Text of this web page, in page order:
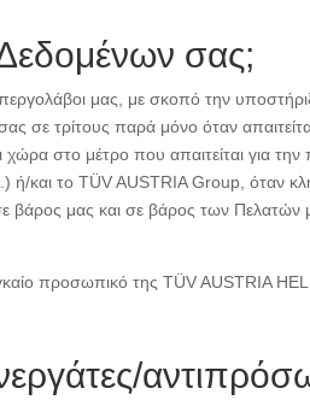
Δεδομένων σας;
μας, με σκοπό την
σε τρίτους παρά μόνο όταν
στο μέτρο που απαιτείται για την
και το TÜV AUSTRIA Group, όταν
μας και σε βάρος των Πελατών
προσωπικό της TÜV AUSTRIA